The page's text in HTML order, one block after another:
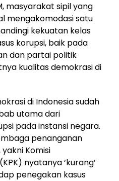
masyarakat sipil yang
mengakomodasi satu
kekuatan kelas
korupsi, baik pada
dan partai politik
kualitas demokrasi di
di Indonesia sudah
utama dari
pada instansi negara.
penanganan
Komisi
nyatanya ‘kurang’
penegakan kasus